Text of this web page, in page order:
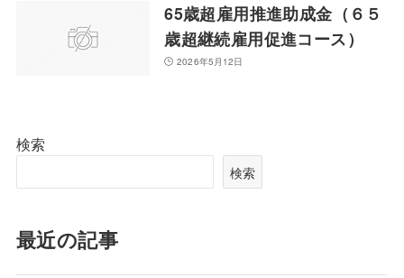
65歳超雇用推進助成金（６５
歳超継続雇用促進コース）
2026年5月12日
検索
検索
最近の記事